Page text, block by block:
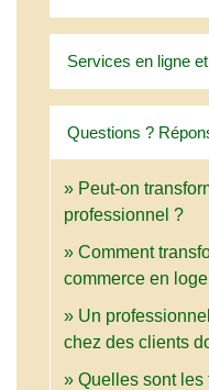
Services en ligne
Questions ?
Peut-on
professionnel ?
Comment
commerce en
Un
chez des clients
Quelles sont les